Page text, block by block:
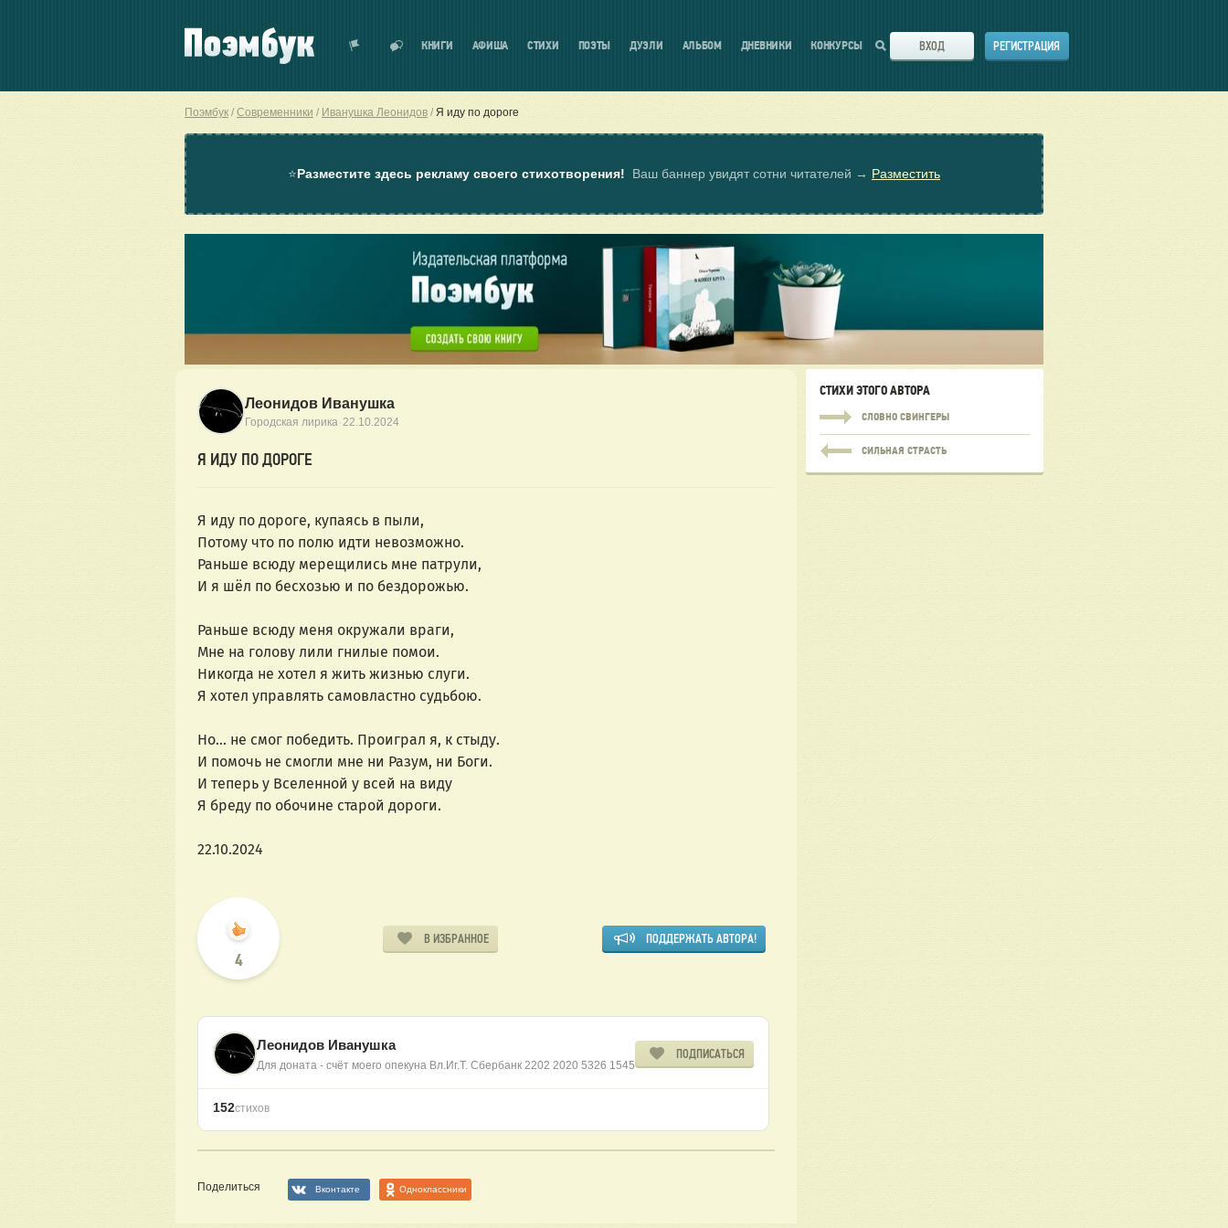
КНИГИ АФИША СТИХИ ПОЭТЫ ДУЭЛИ АЛЬБОМ ДНЕВНИКИ КОНКУРСЫ ВХОД РЕГИСТРАЦИЯ
Поэмбук Современники Иванушка Леонидов Я иду по дороге
⭐Разместите здесь рекламу своего стихотворения! Ваш баннер увидят сотни читателей → Разместить
Леонидов Иванушка
Городская лирика·22.10.2024
Я ИДУ ПО ДОРОГЕ
Я иду по дороге, купаясь в пыли,
Потому что по полю идти невозможно.
Раньше всюду мерещились мне патрули,
И я шёл по бесхозью и по бездорожью.
Раньше всюду меня окружали враги,
Мне на голову лили гнилые помои.
Никогда не хотел я жить жизнью слуги.
Я хотел управлять самовластно судьбою.
Но… не смог победить. Проиграл я, к стыду.
И помочь не смогли мне ни Разум, ни Боги.
И теперь у Вселенной у всей на виду
Я бреду по обочине старой дороги.
22.10.2024
4
В ИЗБРАННОЕ ПОДДЕРЖАТЬ АВТОРА!
Леонидов Иванушка
Для доната - счёт моего опекуна Вл.Иг.Т. Сбербанк 2202 2020 5326 1545
ПОДПИСАТЬСЯ
152стихов
Поделиться Вконтакте Одноклассники
СТИХИ ЭТОГО АВТОРА
СЛОВНО СВИНГЕРЫ
СИЛЬНАЯ СТРАСТЬ